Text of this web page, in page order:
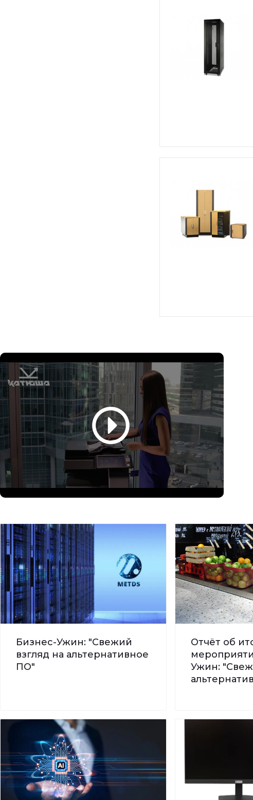
Бизнес-Ужин: "Свежий
взгляд на альтернативное
ПО"
Отчёт об
Ужин: